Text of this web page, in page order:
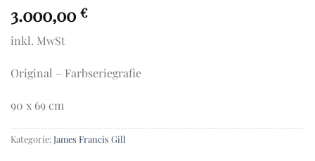
3.000,00 €
inkl. MwSt
Original – Farbseriegrafie
90 x 69 cm
Kategorie:James Francis Gill